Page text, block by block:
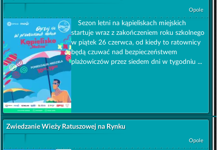
Opole
Sezon letni na kąpieliskach miejskich
startuje wraz z zakończeniem roku szkolnego
w piątek 26 czerwca, od kiedy to ratownicy
będą czuwać nad bezpieczeństwem
plażowiczów przez siedem dni w tygodniu ...
Zwiedzanie Wieży Ratuszowej na Rynku
Opole